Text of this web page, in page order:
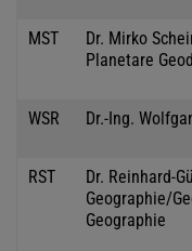
MST
Dr. Mirko
Planetare
WSR Dr.-Ing.
RST
Dr. Reinhard-
Geographie/
Geographie